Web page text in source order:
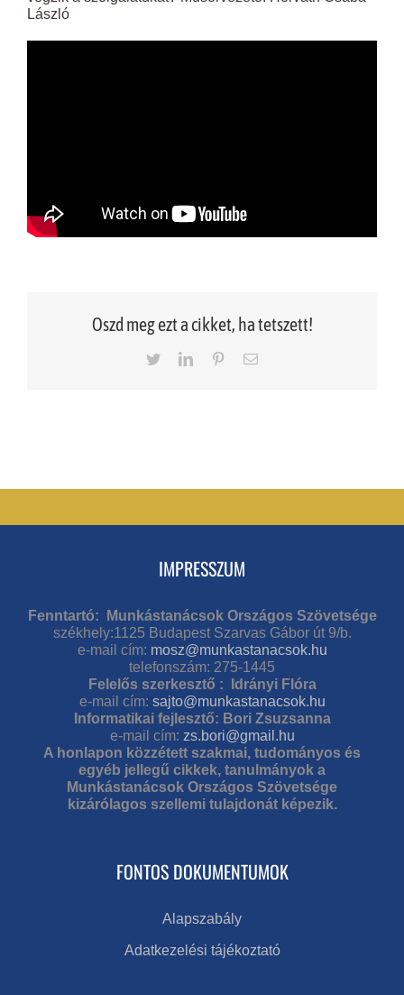
László
Oszd meg ezt a cikket, ha tetszett!
TwitterLinkedInPinterestEmail
IMPRESSZUM
Fenntartó: Munkástanácsok Országos Szövetsége
székhely:1125 Budapest Szarvas Gábor út 9/b.
e-mail cím: mosz@munkastanacsok.hu
telefonszám: 275-1445
Felelős szerkesztő : Idrányi Flóra
e-mail cím: sajto@munkastanacsok.hu
Informatikai fejlesztő: Bori Zsuzsanna
e-mail cím: zs.bori@gmail.hu
A honlapon közzétett szakmai, tudományos és
egyéb jellegű cikkek, tanulmányok a
Munkástanácsok Országos Szövetsége
kizárólagos szellemi tulajdonát képezik.
FONTOS DOKUMENTUMOK
Alapszabály
Adatkezelési tájékoztató